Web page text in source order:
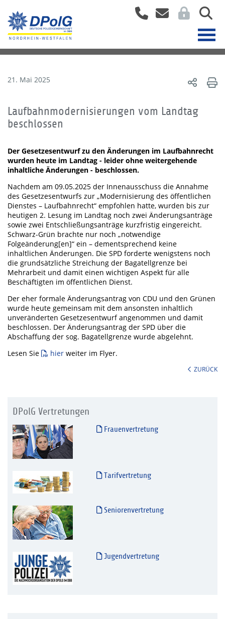
21. Mai 2025
Laufbahnmodernisierungen vom Landtag
beschlossen
Der Gesetzesentwurf zu den Änderungen im Laufbahnrecht
wurden heute im Landtag - leider ohne weitergehende
inhaltliche Änderungen - beschlossen.
Nachdem am 09.05.2025 der Innenausschuss die Annahme
des Gesetzesentwurfs zur „Modernisierung des öffentlichen
Dienstes – Laufbahnrecht“ empfohlen hatte, wurden bis zur
heutigen 2. Lesung im Landtag noch zwei Änderungsanträge
sowie zwei Entschließungsanträge kurzfristig eingereicht.
Schwarz-Grün brachte nur noch „notwendige
Folgeänderung[en]“ ein – dementsprechend keine
inhaltlichen Änderungen. Die SPD forderte wenigstens noch
die grundsätzliche Streichung der Bagatellgrenze bei
Mehrarbeit und damit einen wichtigen Aspekt für alle
Beschäftigten im öffentlichen Dienst.
Der eher formale Änderungsantrag von CDU und den Grünen
wurde heute gemeinsam mit dem ansonsten inhaltlich
unveränderten Gesetzesentwurf angenommen und damit
beschlossen. Der Änderungsantrag der SPD über die
Abschaffung der sog. Bagatellgrenze wurde abgelehnt.
Lesen Sie
hier weiter im Flyer.
ZURÜCK
DPolG Vertretungen
Frauenvertretung
Tarifvertretung
Seniorenvertretung
Jugendvertretung